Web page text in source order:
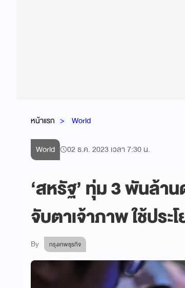
หน้าแรก World
World 02 ธ.ค. 2023 เวลา 7:30 น.
‘สหรัฐ’ ทุ่ม 3 พันล้า
จับตาเจ้าภาพ ใช้ประ
By กรุงเทพธุรกิจ